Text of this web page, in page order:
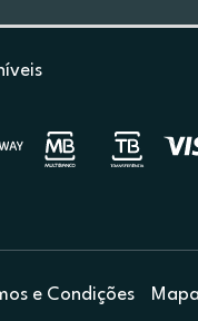
e Condições